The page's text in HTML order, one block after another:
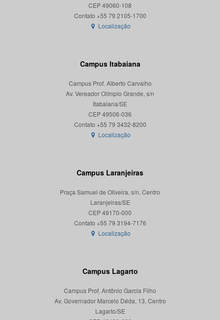
CEP 49060-108
Localização
Campus Itabaiana
Campus Prof. Alberto Carvalho
Av. Vereador Olímpio Grande, s/n
Itabaiana/SE
CEP 49506-036
Localização
Campus Laranjeiras
Praça Samuel de Oliveira, s/n, Centro
Laranjeiras/SE
CEP 49170-000
Localização
Campus Lagarto
Campus Prof. Antônio Garcia Filho
Av. Governador Marcelo Déda, 13, Centro
Lagarto/SE